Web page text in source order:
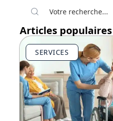
Articles populaires
SERVICES